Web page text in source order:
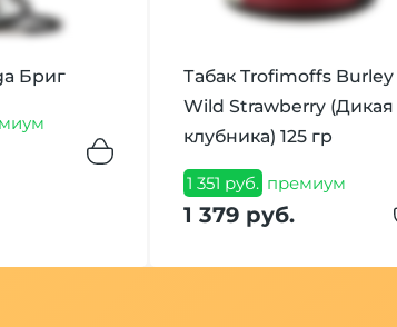
Бриг
Табак Trofimoffs Burley
Wild Strawberry (Дикая
клубника) 125 гр
1 351 руб. премиум
1 379 руб.